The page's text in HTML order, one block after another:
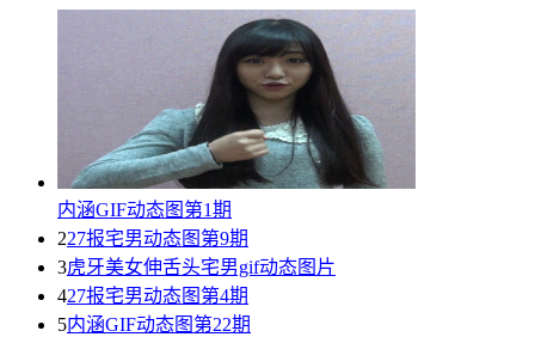
内涵GIF动态图第1期
227报宅男动态图第9期
3虎牙美女伸舌头宅男gif动态图片
427报宅男动态图第4期
5内涵GIF动态图第22期